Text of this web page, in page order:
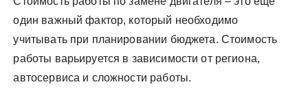
один важный фактор, который необходимо
учитывать при планировании бюджета. Стоимость
работы варьируется в зависимости от региона,
автосервиса и сложности работы.